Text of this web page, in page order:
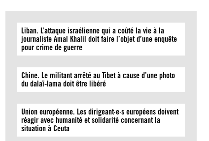
Liban. L’attaque israélienne qui a coûté la vie à la
journaliste Amal Khalil doit faire l’objet d’une enquête
pour crime de guerre
Chine. Le militant arrêté au Tibet à cause d’une photo
du dalaï-lama doit être libéré
Union européenne. Les dirigeant·e·s européens doivent
réagir avec humanité et solidarité concernant la
situation à Ceuta